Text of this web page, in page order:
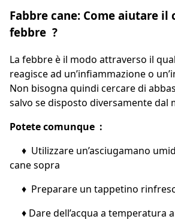
Fabbre cane: Come aiutare il
febbre ?
La febbre è il modo attraverso il
reagisce ad un’infiammazione o
Non bisogna quindi cercare di
salvo se disposto diversamente dal
Potete comunque :
♦ Utilizzare un’asciugamano
cane sopra
♦ Preparare un tappetino
♦ Dare dell’acqua a temperatura